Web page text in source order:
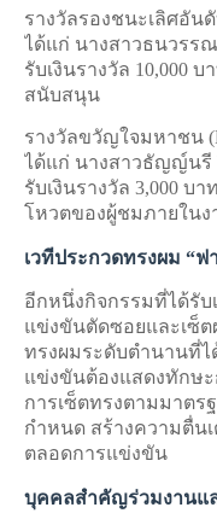
รางวัลรองชนะเลิศอันดั
ได้แก่ นางสาวธนวรร
รับเงินรางวัล 10,000
สนับสนุน
รางวัลขวัญใจมหาชน
ได้แก่ นางสาวธัญญ์นรี
รับเงินรางวัล 3,000 บ
โหวตของผู้ชมภายในง
เวทีประกวดทรงผม “
อีกหนึ่งกิจกรรมที่ได้รับ
แข่งขันตัดซอยและเซ็ต
ทรงผมระดับตำนานที่ไ
แข่งขันต้องแสดงทักษ
การเซ็ตทรงตามมาตร
กำหนด สร้างความตื่น
ตลอดการแข่งขัน
บุคคลสำคัญร่วมงานแ